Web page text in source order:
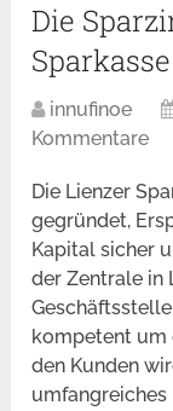
Die
Sparkasse
innufinoe
Kommentare
Die Lienzer
gegründet,
Kapital sicher
der Zentrale in
kompetent um
den Kunden